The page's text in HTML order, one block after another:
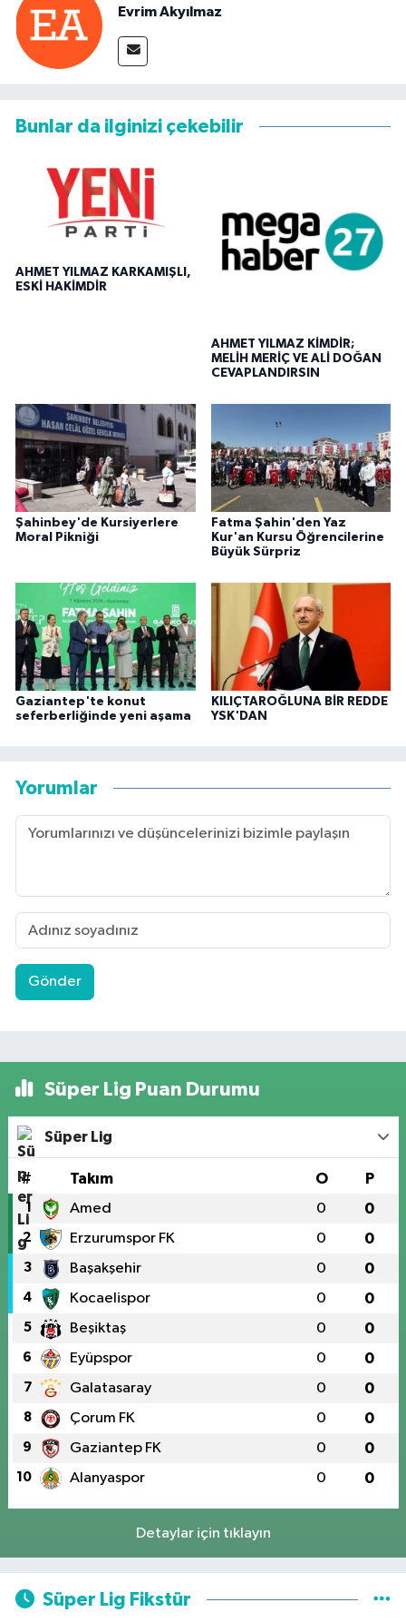
Evrim Akyılmaz
Bunlar da ilginizi çekebilir
AHMET YILMAZ KARKAMIŞLI,
ESKİ HAKİMDİR
AHMET YILMAZ KİMDİR;
MELİH MERİÇ VE ALİ DOĞAN
CEVAPLANDIRSIN
Şahinbey'de Kursiyerlere
Moral Pikniği
Fatma Şahin'den Yaz
Kur'an Kursu Öğrencilerine
Büyük Sürpriz
Gaziantep'te konut
seferberliğinde yeni aşama
KILIÇTAROĞLUNA BİR REDDE
YSK'DAN
Yorumlar
Gönder
Süper Lig Puan Durumu
Süper Lig
# Takım O P
1 Amed 0 0
2 Erzurumspor FK 0 0
3 Başakşehir 0 0
4 Kocaelispor 0 0
5 Beşiktaş 0 0
6 Eyüpspor 0 0
7 Galatasaray 0 0
8 Çorum FK 0 0
9 Gaziantep FK 0 0
10 Alanyaspor 0 0
Detaylar için tıklayın
Süper Lig Fikstür